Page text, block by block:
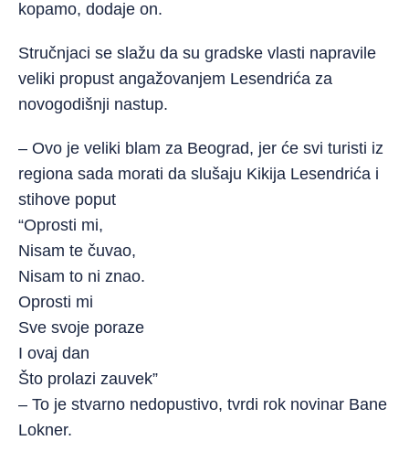
kopamo, dodaje on.
Stručnjaci se slažu da su gradske vlasti napravile
veliki propust angažovanjem Lesendrića za
novogodišnji nastup.
– Ovo je veliki blam za Beograd, jer će svi turisti iz
regiona sada morati da slušaju Kikija Lesendrića i
stihove poput
“Oprosti mi,
Nisam te čuvao,
Nisam to ni znao.
Oprosti mi
Sve svoje poraze
I ovaj dan
Što prolazi zauvek”
– To je stvarno nedopustivo, tvrdi rok novinar Bane
Lokner.